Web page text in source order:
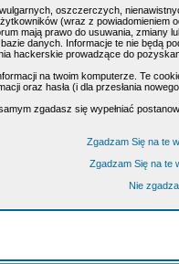
oszczerczych,
(wraz z powiadomieniem
mają prawo do usuwania,
danych. Informacje te nie będą
hackerskie prowadzące do
na twoim komputerze. Te
oraz hasła (i dla przesłania nowego
zgadasz się wypełniać
Zgadzam Się na te
Zgadzam Się na te
Nie